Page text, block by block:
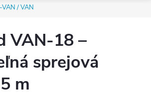
/ VAN
VAN-18 –
sprejová
m